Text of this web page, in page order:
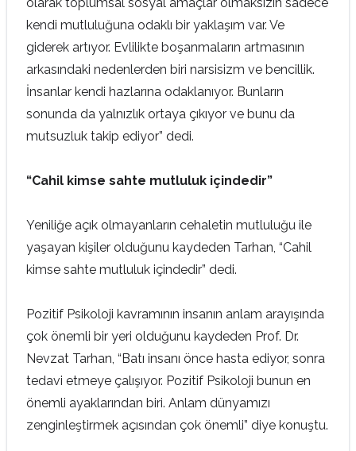
kendi mutluluğuna odaklı bir yaklaşım var. Ve
giderek artıyor. Evlilikte boşanmaların artmasının
arkasındaki nedenlerden biri narsisizm ve bencillik.
İnsanlar kendi hazlarına odaklanıyor. Bunların
sonunda da yalnızlık ortaya çıkıyor ve bunu da
mutsuzluk takip ediyor” dedi.
“Cahil kimse sahte mutluluk içindedir”
Yeniliğe açık olmayanların cehaletin mutluluğu ile
yaşayan kişiler olduğunu kaydeden Tarhan, “Cahil
kimse sahte mutluluk içindedir” dedi.
Pozitif Psikoloji kavramının insanın anlam arayışında
çok önemli bir yeri olduğunu kaydeden Prof. Dr.
Nevzat Tarhan, “Batı insanı önce hasta ediyor, sonra
tedavi etmeye çalışıyor. Pozitif Psikoloji bunun en
önemli ayaklarından biri. Anlam dünyamızı
zenginleştirmek açısından çok önemli” diye konuştu.